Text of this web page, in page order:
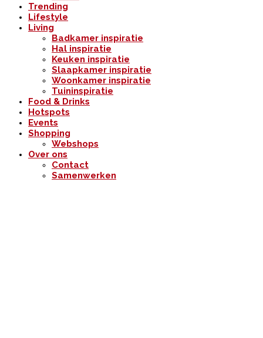
Trending
Lifestyle
Living
Badkamer inspiratie
Hal inspiratie
Keuken inspiratie
Slaapkamer inspiratie
Woonkamer inspiratie
Tuininspiratie
Food & Drinks
Hotspots
Events
Shopping
Webshops
Over ons
Contact
Samenwerken